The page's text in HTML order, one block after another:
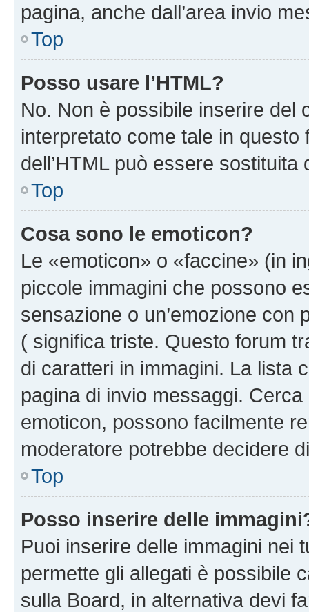
pagina, anche dall’area invio
Top
Posso usare l’HTML?
No. Non è possibile inserire del
interpretato come tale in
dell’HTML può essere sostituita
Top
Cosa sono le emoticon?
Le «emoticon» o «faccine» (in
piccole immagini che possono
sensazione o un’emozione
( significa triste. Questo forum
di caratteri in immagini. La lista
pagina di invio messaggi.
emoticon, possono facilmente
moderatore potrebbe decidere
Top
Posso inserire delle
Puoi inserire delle immagini nei
permette gli allegati è possibile
sulla Board, in alternativa devi